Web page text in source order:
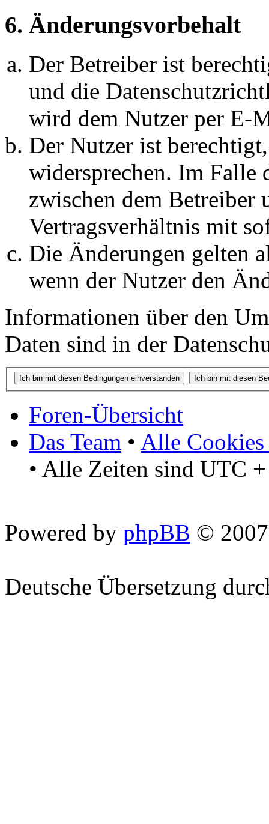
6. Änderungsvorbehalt
Der Betreiber ist
und die
wird dem Nutzer per E-
Der Nutzer ist
widersprechen. Im Falle
zwischen dem Betreiber
Vertragsverhältnis mit
Die Änderungen gelten
wenn der Nutzer den
Informationen über den
Daten sind in der
Foren-Übersicht
Das Team • Alle Cookies
• Alle Zeiten sind UTC
Powered by phpBB ©
Deutsche Übersetzung